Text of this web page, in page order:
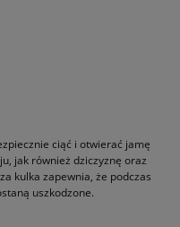
ciąć i otwierać jamę
jak również dziczyznę oraz
kulka zapewnia, że podczas
uszkodzone.